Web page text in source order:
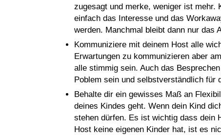
zugesagt und merke, weniger ist mehr.
einfach das Interesse und das
werden. Manchmal bleibt dann nur das
Kommuniziere mit deinem Host alle
Erwartungen zu kommunizieren aber
alle stimmig sein. Auch das
Poblem sein und selbstverständlich für
Behalte dir ein gewisses Maß an
deines Kindes geht. Wenn dein Kind
stehen dürfen. Es ist wichtig dass dein
Host keine eigenen Kinder hat, ist es